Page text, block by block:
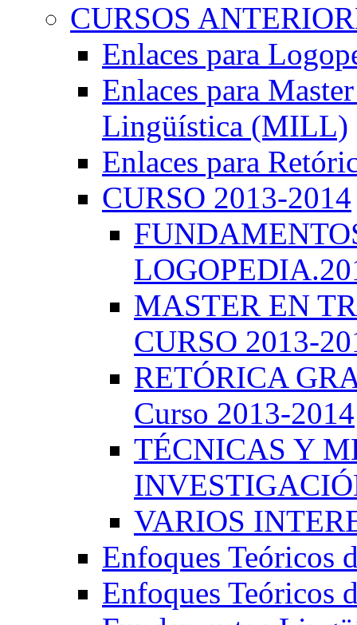
CURSOS
Enlaces para
Enlaces para
Lingüística (MILL)
Enlaces para
CURSO 2013-2014
MASTER EN
CURSO 2013-
RETÓRICA
Curso 2013-2014
TÉCNICAS Y
VARIOS
Enfoques Teóricos
Enfoques Teóricos